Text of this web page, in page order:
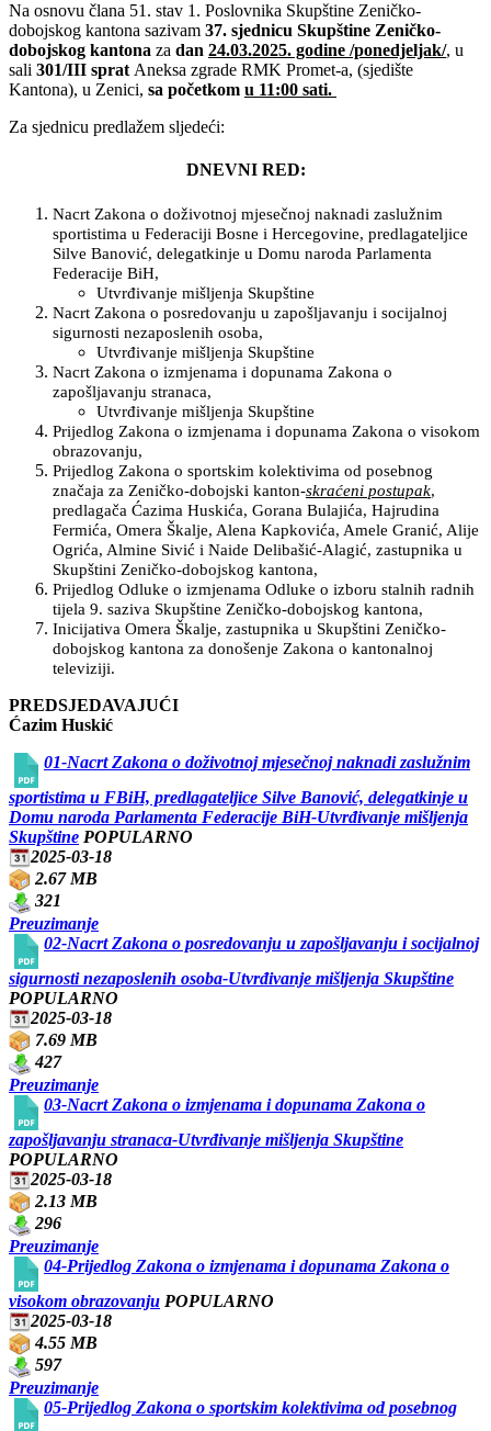
Na osnovu člana 51. stav 1. Poslovnika Skupštine Zeničko-
dobojskog kantona sazivam 37. sjednicu Skupštine Zeničko-
dobojskog kantona za dan 24.03.2025. godine /ponedjeljak/, u
sali 301/III sprat Aneksa zgrade RMK Promet-a, (sjedište
Kantona), u Zenici, sa početkom u 11:00 sati.
Za sjednicu predlažem sljedeći:
DNEVNI RED:
Nacrt Zakona o doživotnoj mjesečnoj naknadi zaslužnim
sportistima u Federaciji Bosne i Hercegovine, predlagateljice
Silve Banović, delegatkinje u Domu naroda Parlamenta
Federacije BiH,
Utvrđivanje mišljenja Skupštine
Nacrt Zakona o posredovanju u zapošljavanju i socijalnoj
sigurnosti nezaposlenih osoba,
Utvrđivanje mišljenja Skupštine
Nacrt Zakona o izmjenama i dopunama Zakona o
zapošljavanju stranaca,
Utvrđivanje mišljenja Skupštine
Prijedlog Zakona o izmjenama i dopunama Zakona o visokom
obrazovanju,
Prijedlog Zakona o sportskim kolektivima od posebnog
značaja za Zeničko-dobojski kanton-skraćeni postupak,
predlagača Ćazima Huskića, Gorana Bulajića, Hajrudina
Fermića, Omera Škalje, Alena Kapkovića, Amele Granić, Alije
Ogrića, Almine Sivić i Naide Delibašić-Alagić, zastupnika u
Skupštini Zeničko-dobojskog kantona,
Prijedlog Odluke o izmjenama Odluke o izboru stalnih radnih
tijela 9. saziva Skupštine Zeničko-dobojskog kantona,
Inicijativa Omera Škalje, zastupnika u Skupštini Zeničko-
dobojskog kantona za donošenje Zakona o kantonalnoj
televiziji.
PREDSJEDAVAJUĆI
Ćazim Huskić
01-Nacrt Zakona o doživotnoj mjesečnoj naknadi zaslužnim
sportistima u FBiH, predlagateljice Silve Banović, delegatkinje u
Domu naroda Parlamenta Federacije BiH-Utvrđivanje mišljenja
Skupštine POPULARNO
2025-03-18
2.67 MB
321
Preuzimanje
02-Nacrt Zakona o posredovanju u zapošljavanju i socijalnoj
sigurnosti nezaposlenih osoba-Utvrđivanje mišljenja Skupštine
POPULARNO
2025-03-18
7.69 MB
427
Preuzimanje
03-Nacrt Zakona o izmjenama i dopunama Zakona o
zapošljavanju stranaca-Utvrđivanje mišljenja Skupštine
POPULARNO
2025-03-18
2.13 MB
296
Preuzimanje
04-Prijedlog Zakona o izmjenama i dopunama Zakona o
visokom obrazovanju POPULARNO
2025-03-18
4.55 MB
597
Preuzimanje
05-Prijedlog Zakona o sportskim kolektivima od posebnog